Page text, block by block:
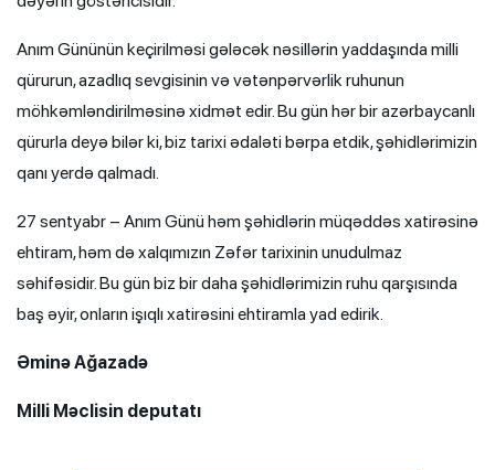
Anım Gününün keçirilməsi gələcək nəsillərin yaddaşında milli
qürurun, azadlıq sevgisinin və vətənpərvərlik ruhunun
möhkəmləndirilməsinə xidmət edir. Bu gün hər bir azərbaycanlı
qürurla deyə bilər ki, biz tarixi ədaləti bərpa etdik, şəhidlərimizin
qanı yerdə qalmadı.
27 sentyabr – Anım Günü həm şəhidlərin müqəddəs xatirəsinə
ehtiram, həm də xalqımızın Zəfər tarixinin unudulmaz
səhifəsidir. Bu gün biz bir daha şəhidlərimizin ruhu qarşısında
baş əyir, onların işıqlı xatirəsini ehtiramla yad edirik.
Əminə Ağazadə
Milli Məclisin deputatı